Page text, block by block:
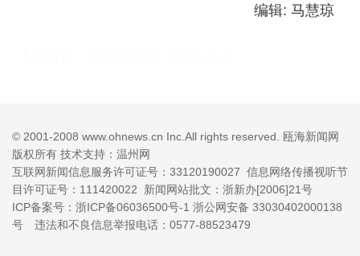
编辑: 马慧琼
© 2001-2008 www.ohnews.cn Inc.All rights reserved. 瓯海新闻网
版权所有 技术支持：温州网
互联网新闻信息服务许可证号：33120190027 信息网络传播视听节
目许可证号：111420022 新闻网站批文：浙新办[2006]21号
ICP备案号：浙ICP备06036500号-1 浙公网安备 33030402000138
号 违法和不良信息举报电话：0577-88523479